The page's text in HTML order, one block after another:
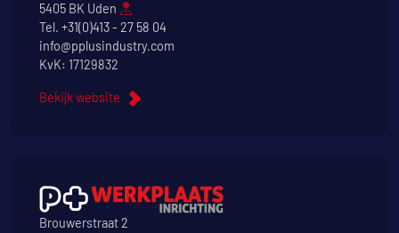
5405 BK Uden
Tel. +31(0)413 - 27 58 04
info@pplusindustry.com
KvK: 17129832
Bekijk website
Brouwerstraat 2